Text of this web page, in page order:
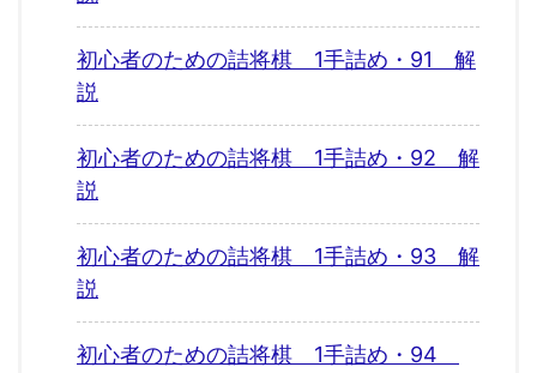
初心者のための詰将棋 1手詰め・91 解
説
初心者のための詰将棋 1手詰め・92 解
説
初心者のための詰将棋 1手詰め・93 解
説
初心者のための詰将棋 1手詰め・94